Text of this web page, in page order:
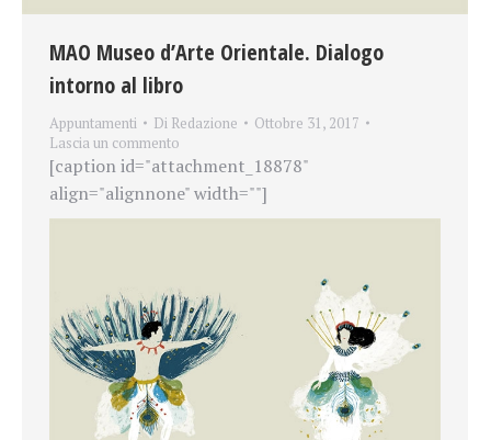
MAO Museo d’Arte Orientale. Dialogo
intorno al libro
Appuntamenti Di Redazione
Ottobre 31, 2017
Lascia un commento
[caption id="attachment_18878"
align="alignnone" width=""]